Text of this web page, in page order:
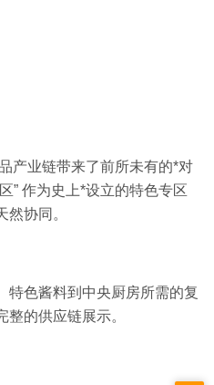
产业链带来了前所未有的*对
” 作为史上*设立的特色专区
协同。
特色酱料到中央厨房所需的复
的供应链展示。